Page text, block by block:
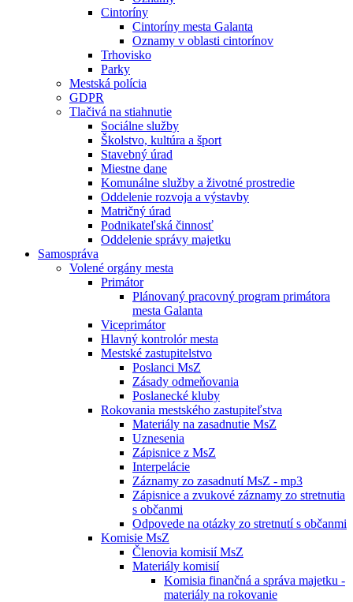
Cintoríny
Cintoríny mesta Galanta
Oznamy v oblasti cintorínov
Trhovisko
Parky
Mestská polícia
GDPR
Tlačivá na stiahnutie
Sociálne služby
Školstvo, kultúra a šport
Stavebný úrad
Miestne dane
Komunálne služby a životné prostredie
Oddelenie rozvoja a výstavby
Matričný úrad
Podnikateľská činnosť
Oddelenie správy majetku
Samospráva
Volené orgány mesta
Primátor
Plánovaný pracovný program primátora
mesta Galanta
Viceprimátor
Hlavný kontrolór mesta
Mestské zastupitelstvo
Poslanci MsZ
Zásady odmeňovania
Poslanecké kluby
Rokovania mestského zastupiteľstva
Materiály na zasadnutie MsZ
Uznesenia
Zápisnice z MsZ
Interpelácie
Záznamy zo zasadnutí MsZ - mp3
Zápisnice a zvukové záznamy zo stretnutia
s občanmi
Odpovede na otázky zo stretnutí s občanmi
Komisie MsZ
Členovia komisií MsZ
Materiály komisií
Komisia finančná a správa majetku -
materiály na rokovanie